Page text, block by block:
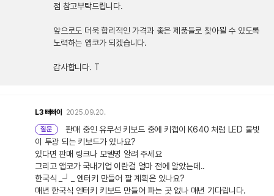
점 참고부탁드립니다.
앞으로도 더욱 합리적인 가격과 좋은 제품들로 찾아뵐 수 있도록
노력하는 앱코가 되겠습니다.
감사합니다. T
L3 뻐빠이 2025.09.20.
질문
판매 중인 유무선 키보드 중에 키캡이 K640 처럼 LED 불빛
이 투광 되는 키보드가 있나요?
있다면 판매 링크나 모델명 알려 주세요
그리고 앱코가 국내기업 이란걸 얼마 전에 알았는데..
한국식 _┘_ 엔터키 만들어 팔 계획은 있나요?
매년 한국식 엔터키 키보드 만들어 파는 곳 없나 매년 기다립니다.